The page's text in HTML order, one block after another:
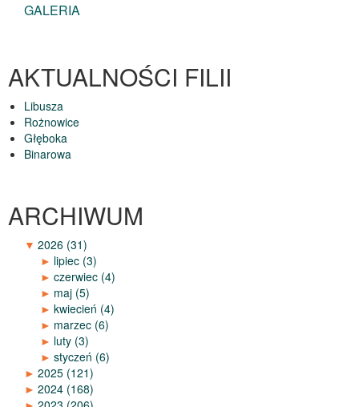
GALERIA
AKTUALNOŚCI FILII
Libusza
Rożnowice
Głęboka
Binarowa
ARCHIWUM
▼ 2026 (31)
► lipiec (3)
► czerwiec (4)
► maj (5)
► kwiecień (4)
► marzec (6)
► luty (3)
► styczeń (6)
► 2025 (121)
► 2024 (168)